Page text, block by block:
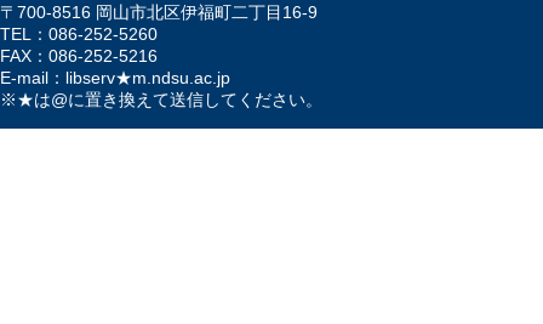
〒700-8516 岡山市北区伊福町二丁目16-9
TEL：086-252-5260
FAX：086-252-5216
E-mail：libserv★m.ndsu.ac.jp
※★は@に置き換えて送信してください。